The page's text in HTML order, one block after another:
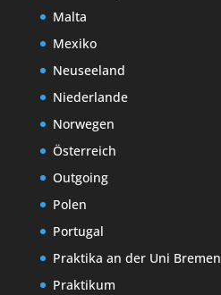
Malta
Mexiko
Neuseeland
Niederlande
Norwegen
Österreich
Outgoing
Polen
Portugal
Praktika an der Uni Bremen
Praktikum